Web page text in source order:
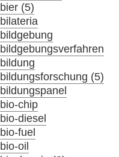
bier (5)
bilateria
bildgebung
bildgebungsverfahren
bildung
bildungsforschung (5)
bildungspanel
bio-chip
bio-diesel
bio-fuel
bio-oil